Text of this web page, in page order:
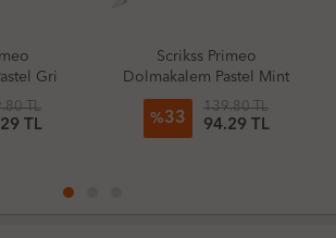
Gri
TL
TL
Scrikss Primeo
Dolmakalem Pastel Mint
%33
139.80 TL
94.29 TL